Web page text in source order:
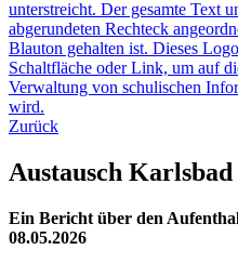
Zurück
Austausch
Ein Bericht über den
08.05.2026